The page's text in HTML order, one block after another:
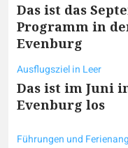
Das ist das
Programm in
Evenburg
Ausflugsziel in Leer
Das ist im Juni
Evenburg los
Führungen und